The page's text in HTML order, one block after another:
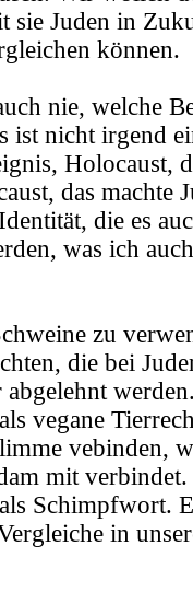
sie Juden in
können.
nie, welche
ist nicht irgend
Holocaust,
das machte
die es
was ich
zu
die bei
vegane
vebinden,
mit
Schimpfwort.
in